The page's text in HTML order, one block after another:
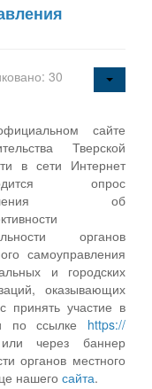
30
сайте
Тверской
в сети Интернет
опрос
об
органов
самоуправления
и городских
оказывающих
принять участие в
по ссылке https://
через баннер
органов местного
нашего сайта.